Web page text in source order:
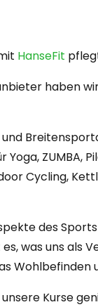
HanseFit
haben
ZUMBA,
Cycling,
des
was uns als
Wohlbefinden
Kurse